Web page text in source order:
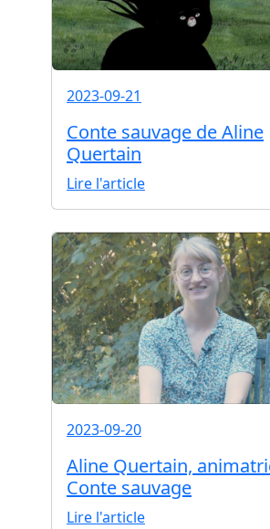
2023-09-21
Conte sauvage de Aline
Quertain
Lire l'article
2023-09-20
Aline Quertain,
Conte sauvage
Lire l'article